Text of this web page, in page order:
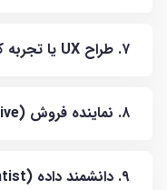
۷. طراح UX یا تجربه کاربری سایت (UX designer)
۸. نماینده فروش (Sales representative)
۹. دانشمند داده (Data scientist)